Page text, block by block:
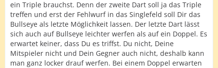
ein Triple brauchst. Denn der zweite Dart soll ja das Triple
treffen und erst der Fehlwurf in das Singlefeld soll Dir das
Bullseye als letzte Möglichkeit lassen. Der letzte Dart lässt
sich auch auf Bullseye leichter werfen als auf ein Doppel. Es
erwartet keiner, dass Du es triffst. Du nicht, Deine
Mitspieler nicht und Dein Gegner auch nicht, deshalb kann
man ganz locker drauf werfen. Bei einem Doppel erwarten